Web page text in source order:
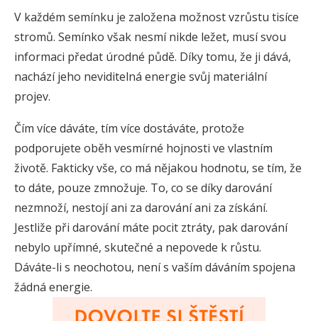
V každém semínku je založena možnost vzrůstu tisíce
stromů. Semínko však nesmí nikde ležet, musí svou
informaci předat úrodné půdě. Díky tomu, že ji dává,
nachází jeho neviditelná energie svůj materiální
projev.
Čím více dáváte, tím více dostáváte, protože
podporujete oběh vesmírné hojnosti ve vlastním
životě. Fakticky vše, co má nějakou hodnotu, se tím, že
to dáte, pouze zmnožuje. To, co se díky darování
nezmnoží, nestojí ani za darování ani za získání.
Jestliže při darování máte pocit ztráty, pak darování
nebylo upřímné, skutečné a nepovede k růstu.
Dáváte-li s neochotou, není s vaším dáváním spojena
žádná energie.